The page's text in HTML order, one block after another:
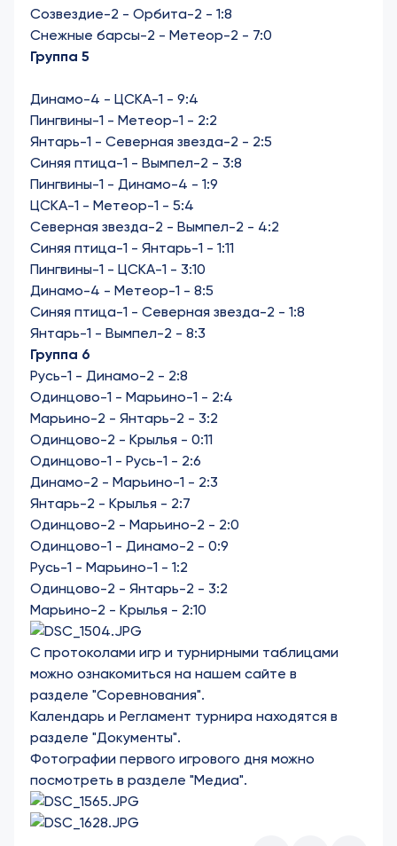
Созвездие-2 - Орбита-2 - 1:8
Снежные барсы-2 - Метеор-2 - 7:0
Группа 5
Динамо-4 - ЦСКА-1 - 9:4
Пингвины-1 - Метеор-1 - 2:2
Янтарь-1 - Северная звезда-2 - 2:5
Синяя птица-1 - Вымпел-2 - 3:8
Пингвины-1 - Динамо-4 - 1:9
ЦСКА-1 - Метеор-1 - 5:4
Северная звезда-2 - Вымпел-2 - 4:2
Синяя птица-1 - Янтарь-1 - 1:11
Пингвины-1 - ЦСКА-1 - 3:10
Динамо-4 - Метеор-1 - 8:5
Синяя птица-1 - Северная звезда-2 - 1:8
Янтарь-1 - Вымпел-2 - 8:3
Группа 6
Русь-1 - Динамо-2 - 2:8
Одинцово-1 - Марьино-1 - 2:4
Марьино-2 - Янтарь-2 - 3:2
Одинцово-2 - Крылья - 0:11
Одинцово-1 - Русь-1 - 2:6
Динамо-2 - Марьино-1 - 2:3
Янтарь-2 - Крылья - 2:7
Одинцово-2 - Марьино-2 - 2:0
Одинцово-1 - Динамо-2 - 0:9
Русь-1 - Марьино-1 - 1:2
Одинцово-2 - Янтарь-2 - 3:2
Марьино-2 - Крылья - 2:10
С протоколами игр и турнирными таблицами
можно ознакомиться на нашем сайте в
разделе "Соревнования".
Календарь и Регламент турнира находятся в
разделе "Документы".
Фотографии первого игрового дня можно
посмотреть в разделе "Медиа".